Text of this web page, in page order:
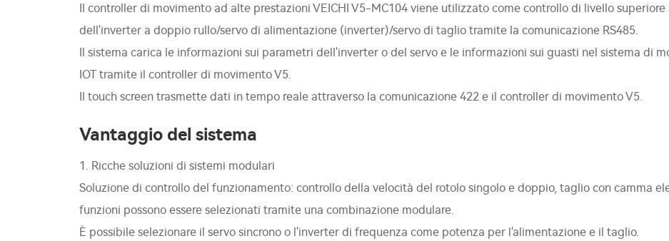
Il controller di movimento ad alte prestazioni VEICHI V5-MC104 viene utilizzato come controllo di livello
dell'inverter a doppio rullo/servo di alimentazione (inverter)/servo di taglio tramite la comunicazione RS485.
Il sistema carica le informazioni sui parametri dell'inverter o del servo e le informazioni sui guasti nel sistema di
IOT tramite il controller di movimento V5.
Il touch screen trasmette dati in tempo reale attraverso la comunicazione 422 e il controller di movimento V5.
Vantaggio del sistema
1. Ricche soluzioni di sistemi modulari
Soluzione di controllo del funzionamento: controllo della velocità del rotolo singolo e doppio, taglio con camma
funzioni possono essere selezionati tramite una combinazione modulare.
È possibile selezionare il servo sincrono o l'inverter di frequenza come potenza per l'alimentazione e il taglio.